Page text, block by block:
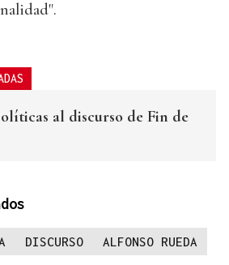
al discurso de Fin de
DISCURSO ALFONSO RUEDA